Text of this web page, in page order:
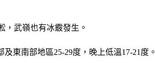
，武嶺也有冰霰發生。
東南部地區25-29度，晚上低溫17-21度。